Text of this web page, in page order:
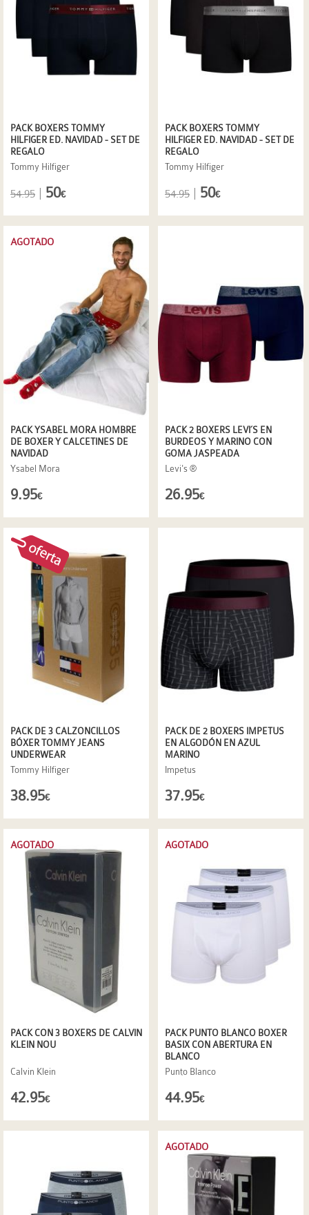
PACK BOXERS TOMMY
HILFIGER ED. NAVIDAD - SET DE
REGALO
Tommy Hilfiger
54.95 | 50€
PACK BOXERS TOMMY
HILFIGER ED. NAVIDAD - SET DE
REGALO
Tommy Hilfiger
54.95 | 50€
PACK YSABEL MORA HOMBRE
DE BOXER Y CALCETINES DE
NAVIDAD
Ysabel Mora
AGOTADO
9.95€
PACK 2 BOXERS LEVI´S EN
BURDEOS Y MARINO CON
GOMA JASPEADA
Levi's ®
26.95€
PACK DE 3 CALZONCILLOS
BÓXER TOMMY JEANS
UNDERWEAR
Tommy Hilfiger
38.95€
PACK DE 2 BOXERS IMPETUS
EN ALGODÓN EN AZUL
MARINO
Impetus
37.95€
PACK CON 3 BOXERS DE CALVIN
KLEIN NOU
Calvin Klein
AGOTADO
42.95€
PACK PUNTO BLANCO BOXER
BASIX CON ABERTURA EN
BLANCO
Punto Blanco
AGOTADO
44.95€
AGOTADO